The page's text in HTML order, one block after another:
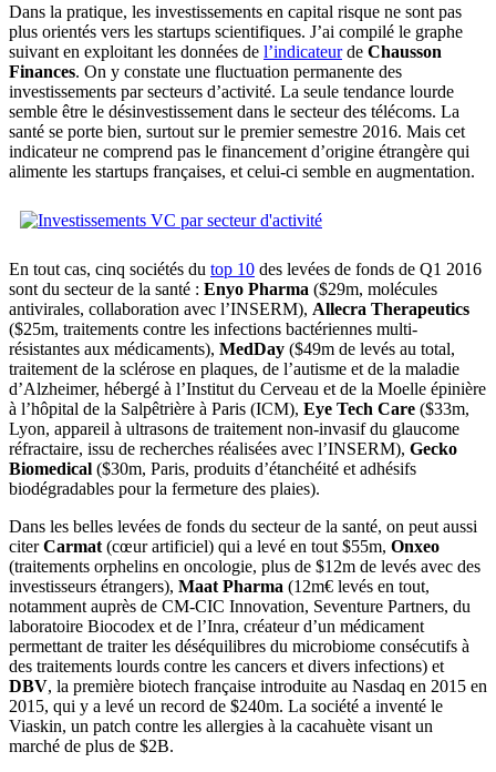
Dans la pratique, les investissements en capital risque ne sont pas
plus orientés vers les startups scientifiques. J’ai compilé le graphe
suivant en exploitant les données de l’indicateurde Chausson
Finances. On y constate une fluctuation permanente des
investissements par secteurs d’activité. La seule tendance lourde
semble être le désinvestissement dans le secteur des télécoms. La
santé se porte bien, surtout sur le premier semestre 2016. Mais cet
indicateur ne comprend pas le financement d’origine étrangère qui
alimente les startups françaises, et celui-ci semble en augmentation.
En tout cas, cinq sociétés du top 10 des levées de fonds de Q1 2016
sont du secteur de la santé : Enyo Pharma ($29m, molécules
antivirales, collaboration avec l’INSERM), Allecra Therapeutics
($25m, traitements contre les infections bactériennes multi-
résistantes aux médicaments), MedDay ($49m de levés au total,
traitement de la sclérose en plaques, de l’autisme et de la maladie
d’Alzheimer, hébergé à l’Institut du Cerveau et de la Moelle épinière
à l’hôpital de la Salpêtrière à Paris (ICM), Eye Tech Care ($33m,
Lyon, appareil à ultrasons de traitement non-invasif du glaucome
réfractaire, issu de recherches réalisées avec l’INSERM), Gecko
Biomedical ($30m, Paris, produits d’étanchéité et adhésifs
biodégradables pour la fermeture des plaies).
Dans les belles levées de fonds du secteur de la santé, on peut aussi
citerCarmat (cœur artificiel) qui a levé en tout $55m, Onxeo
(traitements orphelins en oncologie, plus de $12m de levés avec des
investisseurs étrangers), Maat Pharma (12m€ levés en tout,
notamment auprès de CM-CIC Innovation, Seventure Partners, du
laboratoire Biocodex et de l’Inra, créateur d’un médicament
permettant de traiter les déséquilibres du microbiome consécutifs à
des traitements lourds contre les cancers et divers infections) et
DBV, la première biotech française introduite au Nasdaq en 2015 en
2015, qui y a levé un record de $240m. La société a inventé le
Viaskin, un patch contre les allergies à la cacahuète visant un
marché de plus de $2B.